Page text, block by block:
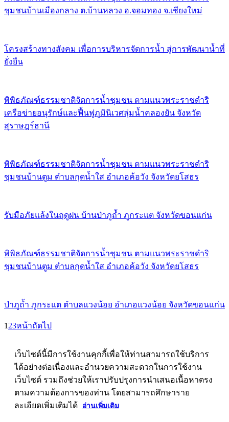
ชุมชนบ้านเมืองกลาง ต.บ้านหลวง อ.จอมทอง จ.เชียงใหม่
โครงสร้างทางสังคม เพื่อการบริหารจัดการน้ำ สู่การพัฒนาน้ำที่
ยั่งยืน
พิพิธภัณฑ์ธรรมชาติจัดการน้ำชุมชน ตามแนวพระราชดำริ
เครือข่ายอนุรักษ์และฟื้นฟูภูมินิเวศลุ่มน้ำคลองยัน จังหวัด
สุราษฎร์ธานี
พิพิธภัณฑ์ธรรมชาติจัดการน้ำชุมชน ตามแนวพระราชดำริ
ชุมชนบ้านตูม ตำบลกุดน้ำใส อำเภอค้อวัง จังหวัดยโสธร
รับมือภัยแล้งในฤดูฝน บ้านป่าภูถ้ำ ภูกระแต จังหวัดขอนแก่น
พิพิธภัณฑ์ธรรมชาติจัดการน้ำชุมชน ตามแนวพระราชดำริ
ชุมชนบ้านตูม ตำบลกุดน้ำใส อำเภอค้อวัง จังหวัดยโสธร
ป่าภูถ้ำ ภูกระแต ตำบลแวงน้อย อำเภอแวงน้อย จังหวัดขอนแก่น
123หน้าถัดไป
เว็บไซต์นี้มีการใช้งานคุกกี้เพื่อให้ท่านสามารถใช้บริการ
ได้อย่างต่อเนื่องและอำนวยความสะดวกในการใช้งาน
เว็บไซต์ รวมถึงช่วยให้เราปรับปรุงการนำเสนอเนื้อหาตรง
ตามความต้องการของท่าน โดยสามารถศึกษาราย
ละเอียดเพิ่มเติมได้
อ่านเพิ่มเติม